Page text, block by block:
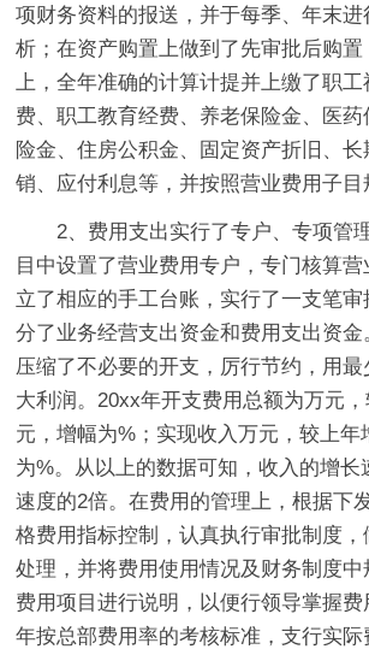
项财务资料的报送，并于每季、年末
析；在资产购置上做到了先审批后购置
上，全年准确的计算计提并上缴了职
费、职工教育经费、养老保险金、医
险金、住房公积金、固定资产折旧、
销、应付利息等，并按照营业费用子目
2、费用支出实行了专户、专项管
目中设置了营业费用专户，专门核算
立了相应的手工台账，实行了一支笔
分了业务经营支出资金和费用支出资金
压缩了不必要的开支，厉行节约，用
大利润。20xx年开支费用总额为万元
元，增幅为%；实现收入万元，较上年
为%。从以上的数据可知，收入的增长
速度的2倍。在费用的管理上，根据下
格费用指标控制，认真执行审批制度
处理，并将费用使用情况及财务制度
费用项目进行说明，以便行领导掌握
年按总部费用率的考核标准，支行实